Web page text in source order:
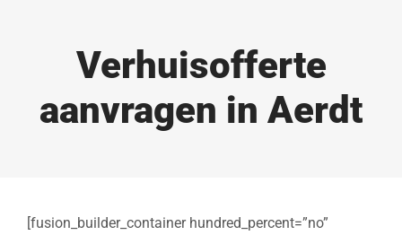
Verhuisofferte
aanvragen in Aerdt
[fusion_builder_container hundred_percent=”no”